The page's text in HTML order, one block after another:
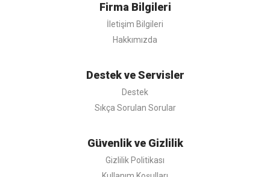
Firma Bilgileri
İletişim Bilgileri
Hakkımızda
Destek ve Servisler
Destek
Sıkça Sorulan Sorular
Güvenlik ve Gizlilik
Gizlilik Politikası